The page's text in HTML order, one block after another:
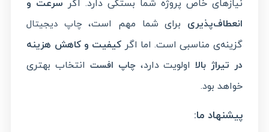
نیازهای خاص پروژه شما بستگی دارد. اگر سرعت و
انعطاف‌پذیری برای شما مهم است، چاپ دیجیتال
گزینه‌ی مناسبی است. اما اگر کیفیت و کاهش هزینه
در تیراژ بالااولویت دارد،چاپ افست انتخاب بهتری
خواهد بود.
پیشنهاد ما: